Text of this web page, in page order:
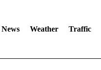
News Weather Traffic